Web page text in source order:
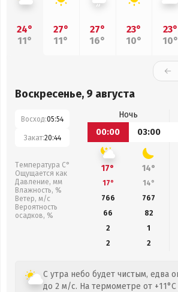
24°
11°
27°
11°
27°
16°
23°
10°
23°
10°
Воскресенье, 9 августа
Восход:05:54
Закат:20:44
Температура С°
Ощущается как
Давление, мм
Влажность, %
Ветер, м/с
Вероятность
осадков, %
Ночь
00:00
03:00
17° 14°
17° 14°
766
767
66
82
2
1
2
2
С утра небо будет чистым, едва
до 2 м/с. На термометре от +11°C